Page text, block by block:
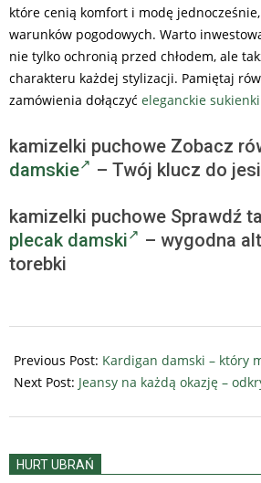
które cenią komfort i modę
warunków pogodowych. Warto
nie tylko ochronią przed chłodem, ale
charakteru każdej stylizacji. Pamiętaj
zamówienia dołączyć eleganckie
kamizelki puchowe Zobacz
damskie
– Twój klucz do
kamizelki puchowe Sprawdź
plecak damski
– wygodna
torebki
10-
06
Previous Post: Kardigan damski – który
Next Post: Jeansy na każdą okazję –
HURT UBRAŃ